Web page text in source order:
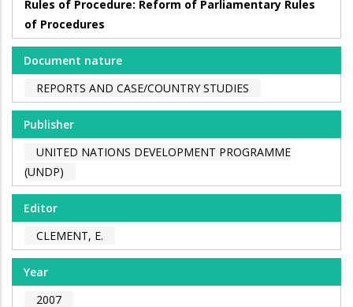
Rules of Procedure: Reform of Parliamentary Rules
of Procedures
Document nature
REPORTS AND CASE/COUNTRY STUDIES
Publisher
UNITED NATIONS DEVELOPMENT PROGRAMME
(UNDP)
Editor
CLEMENT, E.
Year
2007